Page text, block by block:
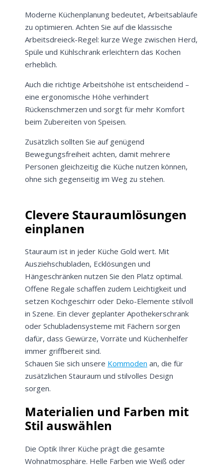
Moderne Küchenplanung bedeutet, Arbeitsabläufe
zu optimieren. Achten Sie auf die klassische
Arbeitsdreieck-Regel: kurze Wege zwischen Herd,
Spüle und Kühlschrank erleichtern das Kochen
erheblich.
Auch die richtige Arbeitshöhe ist entscheidend –
eine ergonomische Höhe verhindert
Rückenschmerzen und sorgt für mehr Komfort
beim Zubereiten von Speisen.
Zusätzlich sollten Sie auf genügend
Bewegungsfreiheit achten, damit mehrere
Personen gleichzeitig die Küche nutzen können,
ohne sich gegenseitig im Weg zu stehen.
Clevere Stauraumlösungen
einplanen
Stauraum ist in jeder Küche Gold wert. Mit
Ausziehschubladen, Ecklösungen und
Hängeschränken nutzen Sie den Platz optimal.
Offene Regale schaffen zudem Leichtigkeit und
setzen Kochgeschirr oder Deko-Elemente stilvoll
in Szene. Ein clever geplanter Apothekerschrank
oder Schubladensysteme mit Fächern sorgen
dafür, dass Gewürze, Vorräte und Küchenhelfer
immer griffbereit sind.
Schauen Sie sich unsere Kommoden an, die für
zusätzlichen Stauraum und stilvolles Design
sorgen.
Materialien und Farben mit
Stil auswählen
Die Optik Ihrer Küche prägt die gesamte
Wohnatmosphäre. Helle Farben wie Weiß oder